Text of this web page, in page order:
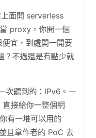
面開 serverless
proxy，你開一個
宜，到處開一開要
？不過還是有點少就
次聽到的：IPv6。一
接給你一整個網
有一堆可以用的
且拿作者的 PoC 去